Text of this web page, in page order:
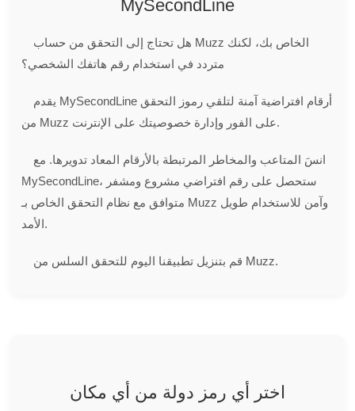
MySecondLine
هل تحتاج إلى التحقق من حساب Muzz الخاص بك، لكنك
متردد في استخدام رقم هاتفك الشخصي؟
يقدم MySecondLine أرقام افتراضية آمنة لتلقي رموز التحقق
من Muzz على الفور وإدارة خصوصيتك على الإنترنت.
انسَ المتاعب والمخاطر المرتبطة بالأرقام المعاد تدويرها. مع
MySecondLine، ستحصل على رقم افتراضي مشروع ومشفر
متوافق مع نظام التحقق الخاص بـ Muzz وآمن للاستخدام طويل
الأمد.
قم بتنزيل تطبيقنا اليوم للتحقق السلس من Muzz.
اختر أي رمز دولة من أي مكان